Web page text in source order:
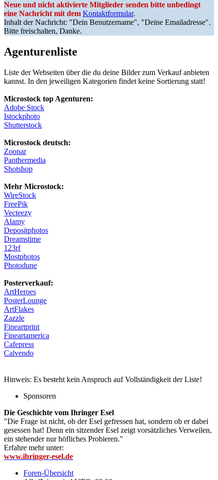
Neue und nicht aktivierte Mitglieder senden bitte unbedingt
eine Nachricht mit dem Kontaktformular.
Inhalt der Nachricht: "Dein Benutzername", "Deine Emailadresse".
Bitte freischalten, Danke.
Agenturenliste
Liste der Webseiten über die du deine Bilder zum Verkauf anbieten
kannst. In den jeweiligen Kategorien findet keine Sortierung statt!
Microstock top Agenturen:
Adobe Stock
Istockphoto
Shutterstock
Microstock deutsch:
Zoonar
Panthermedia
Shotshop
Mehr Microstock:
WireStock
FreePik
Vecteezy
Alamy
Depositphotos
Dreamstime
123rf
Mostphotos
Photodune
Posterverkauf:
ArtHeroes
PosterLounge
ArtFlakes
Zazzle
Fineartprint
Fineartamerica
Cafepress
Calvendo
Hinweis: Es besteht kein Anspruch auf Vollständigkeit der Liste!
Sponsoren
Die Geschichte vom Ihringer Esel
"Die Frage ist nicht, ob der Esel gefressen hat, sondern ob er dabei
gesessen hat! Denn ein sitzender Esel zeigt vorsätzliches Verweilen,
ein stehender nur höfliches Probieren."
Erfahre mehr unter:
www.ihringer-esel.de
Foren-Übersicht